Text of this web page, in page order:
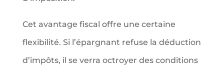
Cet avantage fiscal offre une certaine
flexibilité. Si l’épargnant refuse la déduction
d’impôts, il se verra octroyer des conditions